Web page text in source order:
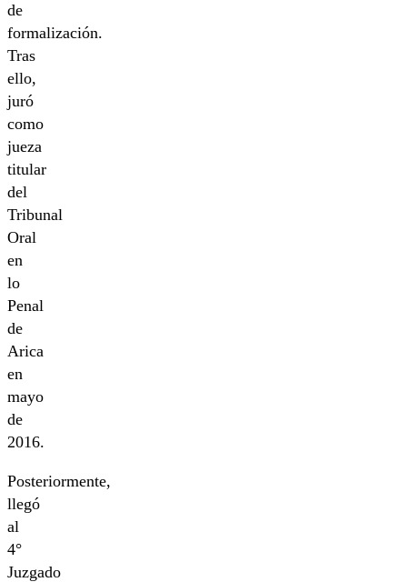
de
formalización.
Tras
ello,
juró
como
jueza
titular
del
Tribunal
Oral
en
lo
Penal
de
Arica
en
mayo
de
2016.
Posteriormente,
llegó
al
4°
Juzgado